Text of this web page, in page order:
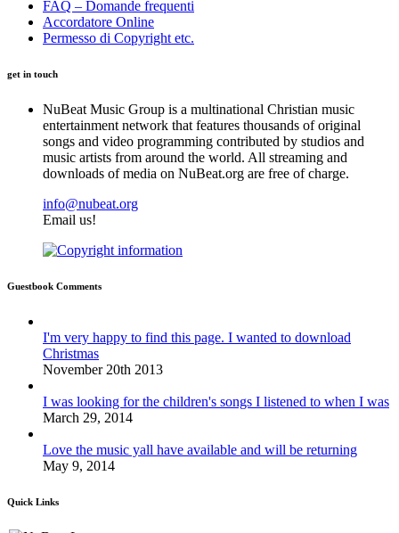
FAQ – Domande frequenti
Accordatore Online
Permesso di Copyright etc.
get in touch
NuBeat Music Group is a multinational Christian music
entertainment network that features thousands of original
songs and video programming contributed by studios and
music artists from around the world. All streaming and
downloads of media on NuBeat.org are free of charge.
info@nubeat.org
Email us!
Guestbook Comments
I'm very happy to find this page. I wanted to download
Christmas
November 20th 2013
I was looking for the children's songs I listened to when I was
March 29, 2014
Love the music yall have available and will be returning
May 9, 2014
Quick Links